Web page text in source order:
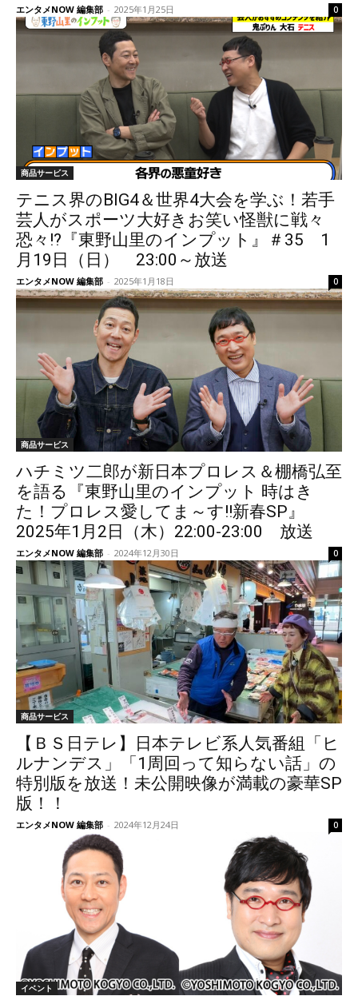
エンタメNOW 編集部 - 2025年1月25日 0
商品サービス
テニス界のBIG4＆世界4大会を学ぶ！若手
芸人がスポーツ大好きお笑い怪獣に戦々
恐々!?『東野山里のインプット』＃35 1
月19日（日） 23:00～放送
エンタメNOW 編集部 - 2025年1月18日 0
商品サービス
ハチミツ二郎が新日本プロレス＆棚橋弘至
を語る『東野山里のインプット 時はき
た！プロレス愛してま～す!!新春SP』
2025年1月2日（木）22:00-23:00 放送
エンタメNOW 編集部 - 2024年12月30日 0
商品サービス
【ＢＳ日テレ】日本テレビ系人気番組「ヒ
ルナンデス」「1周回って知らない話」の
特別版を放送！未公開映像が満載の豪華SP
版！！
エンタメNOW 編集部 - 2024年12月24日 0
イベント